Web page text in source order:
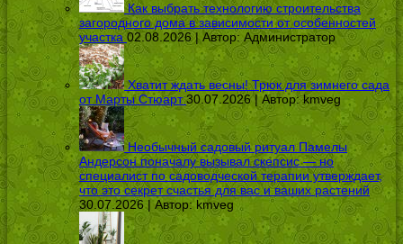
Как выбрать технологию строительства
загородного дома в зависимости от особенностей
участка 02.08.2026 | Автор:Администратор
Хватит ждать весны! Трюк для зимнего сада
от Марты Стюарт 30.07.2026 | Автор:kmveg
Необычный садовый ритуал Памелы
Андерсон поначалу вызывал скепсис — но
специалист по садоводческой терапии утверждает,
что это секрет счастья для вас и ваших растений
30.07.2026 | Автор:kmveg